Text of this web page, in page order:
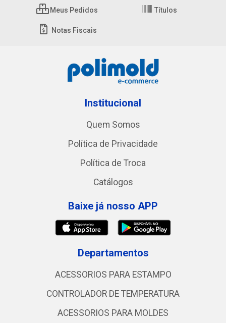
Meus Pedidos Títulos
Notas Fiscais
Institucional
Quem Somos
Política de Privacidade
Política de Troca
Catálogos
Baixe já nosso APP
Departamentos
ACESSORIOS PARA ESTAMPO
CONTROLADOR DE TEMPERATURA
ACESSORIOS PARA MOLDES